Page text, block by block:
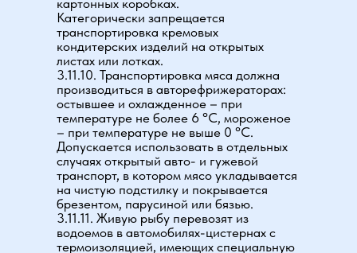
картонных коробках.
Категорически запрещается
транспортировка кремовых
кондитерских изделий на открытых
листах или лотках.
3.11.10. Транспортировка мяса должна
производиться в авторефрижераторах:
остывшее и охлажденное – при
температуре не более 6 °С, мороженое
– при температуре не выше 0 °С.
Допускается использовать в отдельных
случаях открытый авто- и гужевой
транспорт, в котором мясо укладывается
на чистую подстилку и покрывается
брезентом, парусиной или бязью.
3.11.11. Живую рыбу перевозят из
водоемов в автомобилях-цистернах с
термоизоляцией, имеющих специальную